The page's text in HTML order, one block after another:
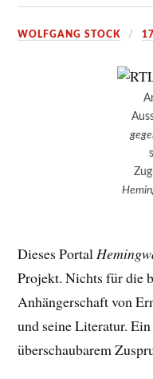
WOLFGANG STOCK
Dieses Portal
Projekt. Nichts für die
Anhängerschaft von
und seine Literatur.
überschaubarem